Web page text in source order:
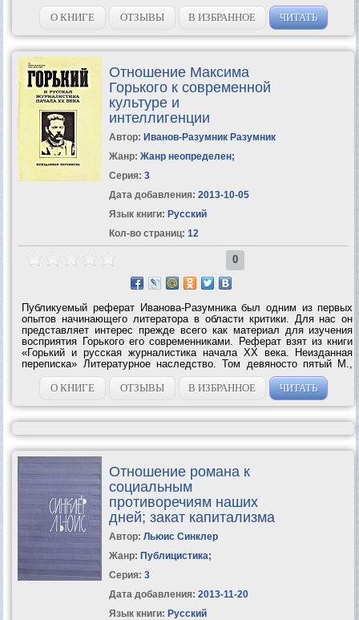
О КНИГЕ ОТЗЫВЫ В ИЗБРАННОЕ ЧИТАТЬ
Отношение Максима
Горького к современной
культуре и
интеллигенции
Автор: Иванов-Разумник Разумник
Жанр: Жанр неопределен;
Серия: 3
Дата добавления: 2013-10-05
Язык книги: Русский
Кол-во страниц: 12
0
Публикуемый реферат Иванова-Разумника был одним из первых
опытов начинающего литератора в области критики. Для нас он
представляет интерес прежде всего как материал для изучения
восприятия Горького его современниками. Реферат взят из книги
«Горький и русская журналистика начала XX века. Неизданная
переписка» Литературное наследство. Том девяносто пятый М.,
«Наука» 1988 Ответственные редакторы И. С. Зильберштейн, Н. И.
Дикушина. Том...
О КНИГЕ ОТЗЫВЫ В ИЗБРАННОЕ ЧИТАТЬ
Отношение романа к
социальным
противоречиям наших
дней; закат капитализма
Автор: Льюис Синклер
Жанр: Публицистика;
Серия: 3
Дата добавления: 2013-11-20
Язык книги: Русский